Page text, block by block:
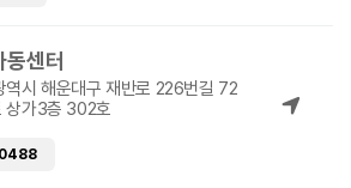
센터
역시 해운대구 재반로 226번길 72
상가3층 302호